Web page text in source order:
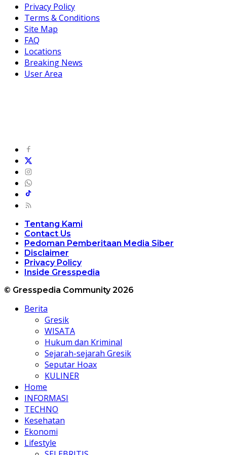
Privacy Policy
Terms & Conditions
Site Map
FAQ
Locations
Breaking News
User Area
Tentang Kami
Contact Us
Pedoman Pemberitaan Media Siber
Disclaimer
Privacy Policy
Inside Gresspedia
© Gresspedia Community 2026
Berita
Gresik
WISATA
Hukum dan Kriminal
Sejarah-sejarah Gresik
Seputar Hoax
KULINER
Home
INFORMASI
TECHNO
Kesehatan
Ekonomi
Lifestyle